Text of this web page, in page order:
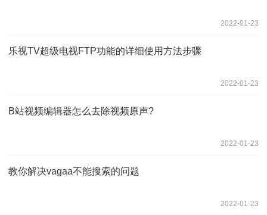
2022-01-23
乐视TV超级电视FTP功能的详细使用方法步骤
2022-01-23
B站视频编辑器怎么去除视频原声?
2022-01-23
教你解决vagaa不能搜索的问题
2022-01-23